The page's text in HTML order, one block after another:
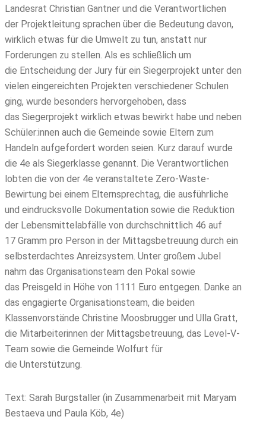
Landesrat Christian Gantner und die Verantwortlichen
der Projektleitung sprachen über die Bedeutung davon,
wirklich etwas für die Umwelt zu tun, anstatt nur
Forderungen zu stellen. Als es schließlich um
die Entscheidung der Jury für ein Siegerprojekt unter den
vielen eingereichten Projekten verschiedener Schulen
ging, wurde besonders hervorgehoben, dass
das Siegerprojekt wirklich etwas bewirkt habe und neben
Schüler:innen auch die Gemeinde sowie Eltern zum
Handeln aufgefordert worden seien. Kurz darauf wurde
die 4e als Siegerklasse genannt. Die Verantwortlichen
lobten die von der 4e veranstaltete Zero-Waste-
Bewirtung bei einem Elternsprechtag, die ausführliche
und eindrucksvolle Dokumentation sowie die Reduktion
der Lebensmittelabfälle von durchschnittlich 46 auf
17 Gramm pro Person in der Mittagsbetreuung durch ein
selbsterdachtes Anreizsystem. Unter großem Jubel
nahm das Organisationsteam den Pokal sowie
das Preisgeld in Höhe von 1111 Euro entgegen. Danke an
das engagierte Organisationsteam, die beiden
Klassenvorstände Christine Moosbrugger und Ulla Gratt,
die Mitarbeiterinnen der Mittagsbetreuung, das Level-V-
Team sowie die Gemeinde Wolfurt für
die Unterstützung.
Text: Sarah Burgstaller (in Zusammenarbeit mit Maryam
Bestaeva und Paula Köb, 4e)